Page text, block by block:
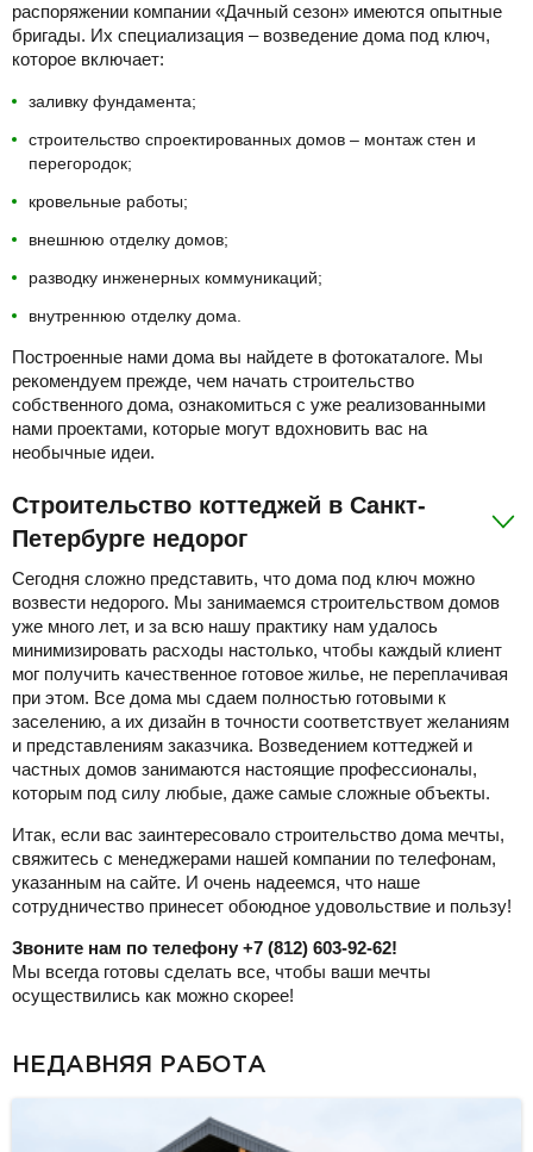
НЕДАВНЯЯ РАБОТА
распоряжении компании «Дачный сезон» имеются опытные
бригады. Их специализация – возведение дома под ключ,
которое включает:
заливку фундамента;
строительство спроектированных домов – монтаж стен и
перегородок;
кровельные работы;
внешнюю отделку домов;
разводку инженерных коммуникаций;
внутреннюю отделку дома.
Построенные нами дома вы найдете в фотокаталоге. Мы
рекомендуем прежде, чем начать строительство
собственного дома, ознакомиться с уже реализованными
нами проектами, которые могут вдохновить вас на
необычные идеи.
Строительство коттеджей в Санкт-
Петербурге недорог
Сегодня сложно представить, что дома под ключ можно
возвести недорого. Мы занимаемся строительством домов
уже много лет, и за всю нашу практику нам удалось
минимизировать расходы настолько, чтобы каждый клиент
мог получить качественное готовое жилье, не переплачивая
при этом. Все дома мы сдаем полностью готовыми к
заселению, а их дизайн в точности соответствует желаниям
и представлениям заказчика. Возведением коттеджей и
частных домов занимаются настоящие профессионалы,
которым под силу любые, даже самые сложные объекты.
Итак, если вас заинтересовало строительство дома мечты,
свяжитесь с менеджерами нашей компании по телефонам,
указанным на сайте. И очень надеемся, что наше
сотрудничество принесет обоюдное удовольствие и пользу!
Звоните нам по телефону +7 (812) 603-92-62!
Мы всегда готовы сделать все, чтобы ваши мечты
осуществились как можно скорее!